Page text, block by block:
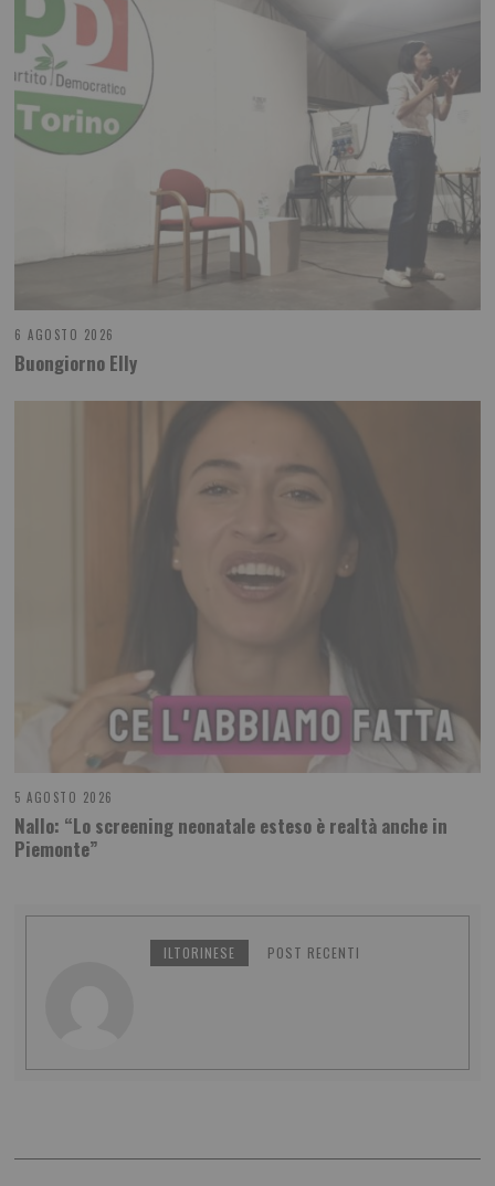
6 AGOSTO 2026
Buongiorno Elly
5 AGOSTO 2026
Nallo: “Lo screening neonatale esteso è realtà anche in
Piemonte”
ILTORINESE POST RECENTI